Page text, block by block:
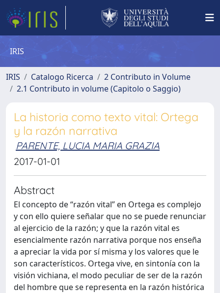
IRIS
IRIS Catalogo Ricerca
2 Contributo in Volume
2.1 Contributo in volume (Capitolo o Saggio)
La historia como texto vital: Ortega
y la razón narrativa
PARENTE, LUCIA MARIA GRAZIA
2017-01-01
Abstract
El concepto de “razón vital” en Ortega es complejo
y con ello quiere señalar que no se puede renunciar
al ejercicio de la razón; y que la razón vital es
esencialmente razón narrativa porque nos enseña
a apreciar la vida por sí misma y los valores que le
son característicos. Ortega vive, en sintonía con la
visión vichiana, el modo peculiar de ser de la razón
del hombre que se representa en la razón histórica